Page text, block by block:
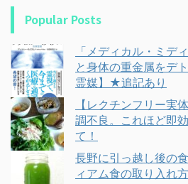
Popular Posts
「メディカル・ミデ
と身体の重金属をデ
霊媒】★追記あり
【レクチンフリー実
調不良。これほど即
て！
長野に引っ越し後の
ィアム食の取り入れ方